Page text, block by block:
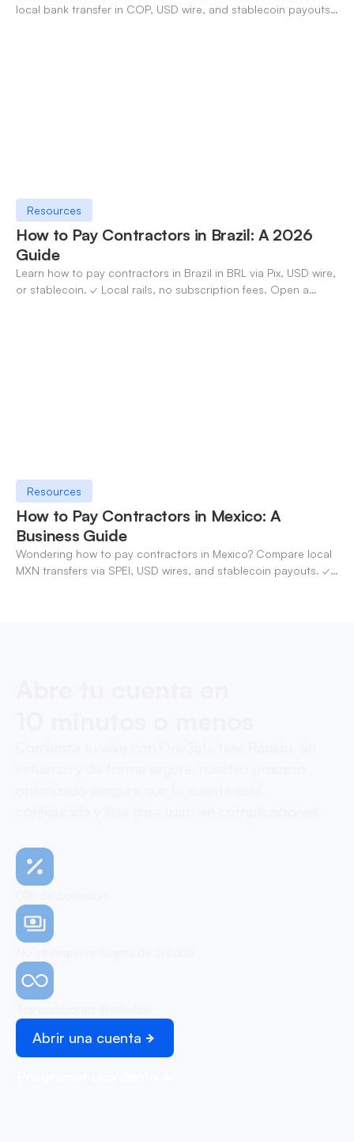
local bank transfer in COP, USD wire, and stablecoin payouts.
Resources
How to Pay Contractors in Brazil: A 2026
Guide
Learn how to pay contractors in Brazil in BRL via Pix, USD wire,
or stablecoin. ✓ Local rails, no subscription fees. Open a
Resources
How to Pay Contractors in Mexico: A
Business Guide
Wondering how to pay contractors in Mexico? Compare local
MXN transfers via SPEI, USD wires, and stablecoin payouts. ✓
Abrir una cuenta